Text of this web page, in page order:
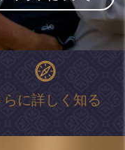
らに詳しく知る